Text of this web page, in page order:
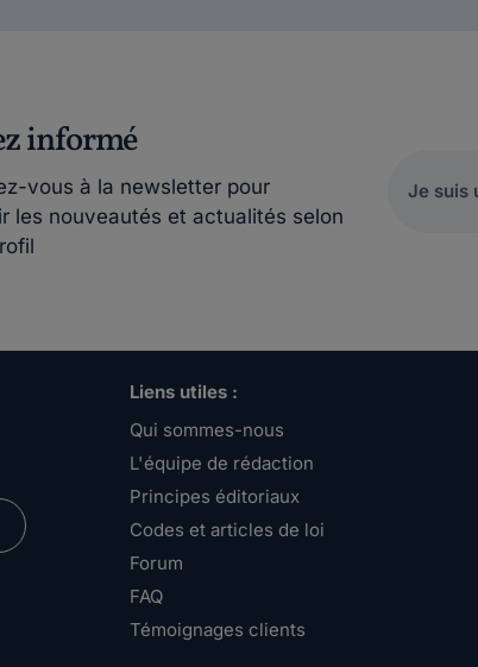
informé
vous à la newsletter pour
les nouveautés et actualités selon
Liens utiles :
Qui sommes-nous
L'équipe de rédaction
Principes éditoriaux
Codes et articles de loi
Forum
FAQ
Témoignages clients